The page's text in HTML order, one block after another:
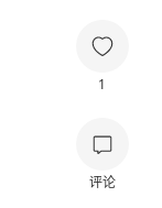
1
评论